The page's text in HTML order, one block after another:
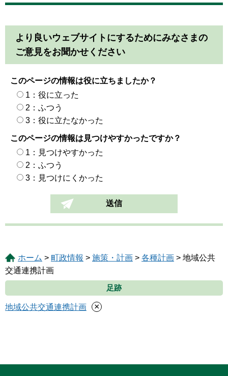
より良いウェブサイトにするためにみなさまの
ご意見をお聞かせください
このページの情報は役に立ちましたか？
1：役に立った
2：ふつう
3：役に立たなかった
このページの情報は見つけやすかったですか？
1：見つけやすかった
2：ふつう
3：見つけにくかった
ホーム > 町政情報 > 施策・計画 > 各種計画 > 地域公共
交通連携計画
足跡
地域公共交通連携計画 ×